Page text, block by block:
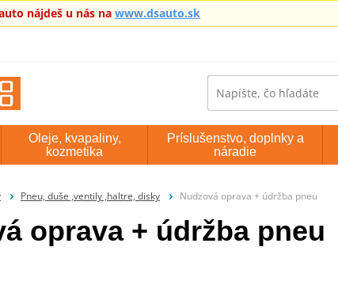
nájdeš u nás na www.dsauto.sk
Oleje, kvapaliny,
kozmetika
Príslušenstvo, doplnky a
náradie
Pneu, duše ,ventily ,haltre, disky Nudzová oprava + údržba pneu
oprava + údržba pneu